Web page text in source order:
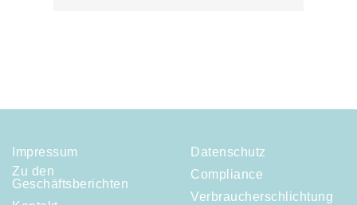
Impressum
Zu den
Geschäftsberichten
Datenschutz
Compliance
Verbraucherschlichtung